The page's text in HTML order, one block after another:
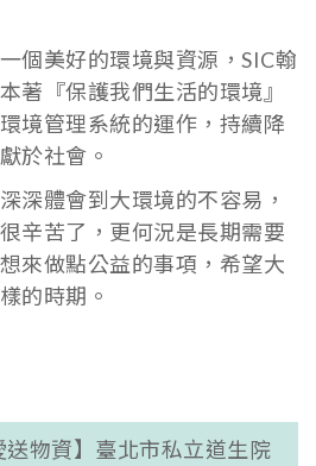
美好的環境與資源，SIC翰
著『保護我們生活的環境』
境管理系統的運作，持續降
於社會。
體會到大環境的不容易，
辛苦了，更何況是長期需要
來做點公益的事項，希望大
的時期。
物資】臺北市私立道生院